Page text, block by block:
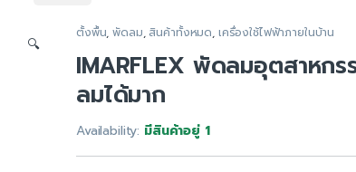
🔍
ตั้งพื้น,พัดลม, สินค้าทั้งหมด, เครื่องใช้ไฟฟ้าภายในบ้าน
IMARFLEX พัดลมอุตสาหก
ลมได้มาก
Availability: มีสินค้าอยู่ 1